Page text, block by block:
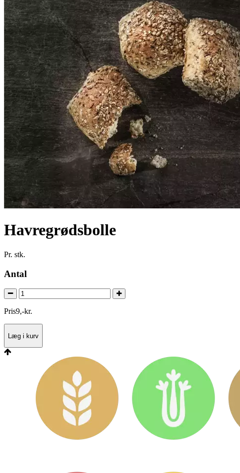
Havregrødsbolle
Pr. stk.
Antal
Pris9,-kr.
Læg i kurv